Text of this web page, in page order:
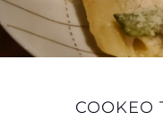
COOKEO